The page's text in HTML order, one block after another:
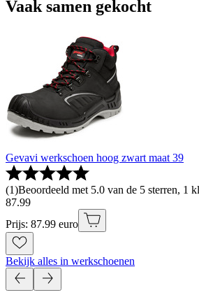
Vaak samen gekocht
Gevavi werkschoen hoog zwart maat 39
(1)Beoordeeld met 5.0 van de 5 sterren, 1
87.99
Prijs: 87.99 euro
Bekijk alles in werkschoenen